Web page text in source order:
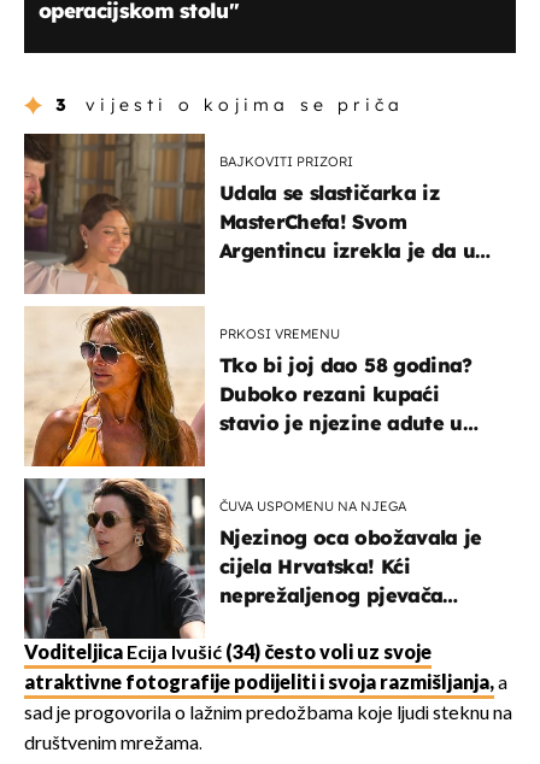
operacijskom stolu''
3 vijesti o kojima se priča
BAJKOVITI PRIZORI
Udala se slastičarka iz
MasterChefa! Svom
Argentincu izrekla je da u
PRKOSI VREMENU
Tko bi joj dao 58 godina?
Duboko rezani kupaći
stavio je njezine adute u
ČUVA USPOMENU NA NJEGA
Njezinog oca obožavala je
cijela Hrvatska! Kći
neprežaljenog pjevača
kotača
Voditeljica Ecija Ivušić (34) često voli uz svoje
atraktivne fotografije podijeliti i svoja razmišljanja,a
sad je progovorila o lažnim predožbama koje ljudi steknu na
društvenim mrežama.